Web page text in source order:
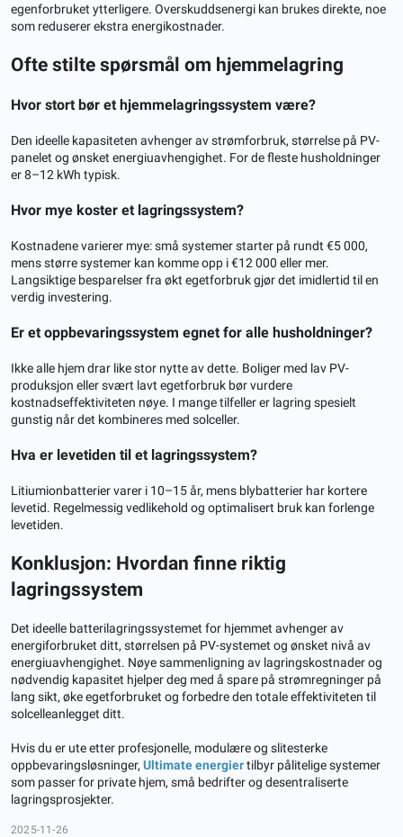
egenforbruket ytterligere. Overskuddsenergi kan brukes direkte, noe
som reduserer ekstra energikostnader.
Ofte stilte spørsmål om hjemmelagring
Hvor stort bør et hjemmelagringssystem være?
Den ideelle kapasiteten avhenger av strømforbruk, størrelse på PV-
panelet og ønsket energiuavhengighet. For de fleste husholdninger
er 8–12 kWh typisk.
Hvor mye koster et lagringssystem?
Kostnadene varierer mye: små systemer starter på rundt €5 000,
mens større systemer kan komme opp i €12 000 eller mer.
Langsiktige besparelser fra økt egetforbruk gjør det imidlertid til en
verdig investering.
Er et oppbevaringssystem egnet for alle husholdninger?
Ikke alle hjem drar like stor nytte av dette. Boliger med lav PV-
produksjon eller svært lavt egetforbruk bør vurdere
kostnadseffektiviteten nøye. I mange tilfeller er lagring spesielt
gunstig når det kombineres med solceller.
Hva er levetiden til et lagringssystem?
Litiumionbatterier varer i 10–15 år, mens blybatterier har kortere
levetid. Regelmessig vedlikehold og optimalisert bruk kan forlenge
levetiden.
Konklusjon: Hvordan finne riktig
lagringssystem
Det ideelle batterilagringssystemet for hjemmet avhenger av
energiforbruket ditt, størrelsen på PV-systemet og ønsket nivå av
energiuavhengighet. Nøye sammenligning av lagringskostnader og
nødvendig kapasitet hjelper deg med å spare på strømregninger på
lang sikt, øke egetforbruket og forbedre den totale effektiviteten til
solcelleanlegget ditt.
Hvis du er ute etter profesjonelle, modulære og slitesterke
oppbevaringsløsninger, Ultimate energiertilbyr pålitelige systemer
som passer for private hjem, små bedrifter og desentraliserte
lagringsprosjekter.
2025-11-26